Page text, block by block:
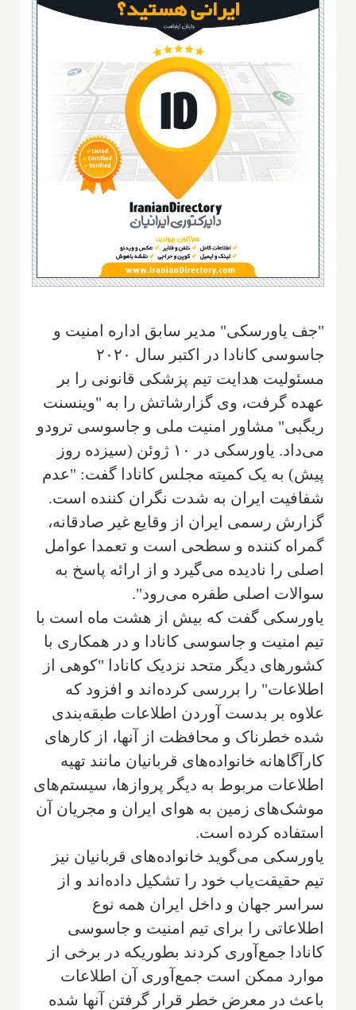
"جف یاورسکی" مدیر سابق اداره امنیت و
جاسوسی کانادا در اکتبر سال ۲۰۲۰
مسئولیت هدایت تیم پزشکی قانونی را بر
عهده گرفت، وی گزارشاتش را به "وینسنت
ریگبی" مشاور امنیت ملی و جاسوسی ترودو
می‌داد. یاورسکی در ۱۰ ژوئن (سیزده روز
پیش) به یک کمیته مجلس کانادا گفت: "عدم
شفافیت ایران به شدت نگران کننده است.
گزارش رسمی ایران از وقایع غیر صادقانه،
گمراه کننده و سطحی است و تعمدا عوامل
اصلی را نادیده می‌گیرد و از ارائه پاسخ به
سوالات اصلی طفره می‌رود".
یاورسکی گفت که بیش از هشت ماه است با
تیم امنیت و جاسوسی کانادا و در همکاری با
کشورهای دیگر متحد نزدیک کانادا "کوهی از
اطلاعات" را بررسی کرده‌اند و افزود که
علاوه بر بدست آوردن اطلاعات طبقه‌بندی
شده خطرناک و محافظت از آنها، از کارهای
کارآگاهانه خانواده‌های قربانیان مانند تهیه
اطلاعات مربوط به دیگر پروازها، سیستم‌های
موشک‌های زمین به هوای ایران و مجریان آن
استفاده کرده است.
یاورسکی می‌گوید خانواده‌های قربانیان نیز
تیم حقیقت‌یاب خود را تشکیل داده‌اند و از
سراسر جهان و داخل ایران همه نوع
اطلاعاتی را برای تیم امنیت و جاسوسی
کانادا جمع‌آوری کردند بطوریکه در برخی از
موارد ممکن است جمع‌آوری آن اطلاعات
باعث در معرض خطر قرار گرفتن آنها شده